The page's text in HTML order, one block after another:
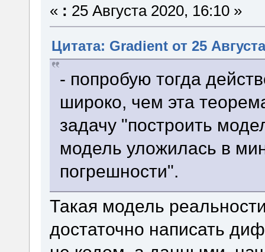
« : 25 Августа 2020, 16:10 »
Цитата: Gradient от 25
- попробую тогда
широко, чем эта
задачу "построить
модель уложилась в
погрешности".
Такая модель
достаточно написать